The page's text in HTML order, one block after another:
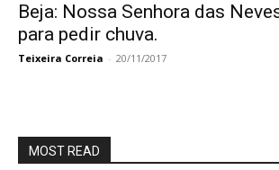
Beja: Nossa Senhora das
para pedir chuva.
Teixeira Correia - 20/11/2017
MOST READ